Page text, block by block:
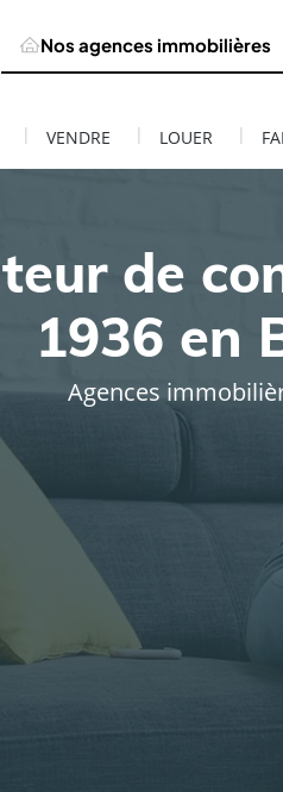
Nos agences immobilières
| VENDRE | LOUER |
de
1936 en
Agences
ESTIMATION DE
Rayon